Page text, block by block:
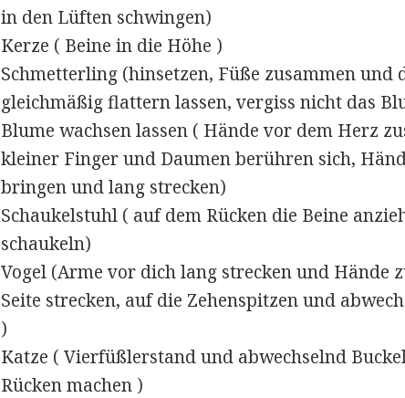
in den Lüften schwingen)
Kerze ( Beine in die Höhe )
Schmetterling (hinsetzen, Füße zusammen und
gleichmäßig flattern lassen, vergiss nicht das
Blume wachsen lassen ( Hände vor dem Herz
kleiner Finger und Daumen berühren sich,
bringen und lang strecken)
Schaukelstuhl ( auf dem Rücken die Beine
schaukeln)
Vogel (Arme vor dich lang strecken und Hände
Seite strecken, auf die Zehenspitzen und
)
Katze ( Vierfüßlerstand und abwechselnd
Rücken machen )